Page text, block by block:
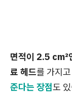
면적이 2.5 cm²
료 헤드를 가지
준다는 장점도